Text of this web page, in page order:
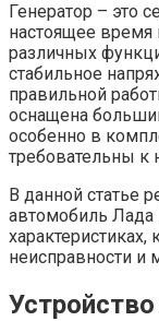
Генератор – это
настоящее время
различных
стабильное
правильной
оснащена
особенно в
требовательны к
В данной статье
автомобиль Лада
характеристиках,
неисправности и